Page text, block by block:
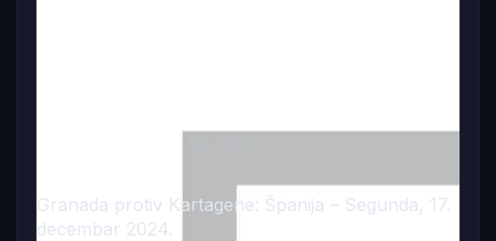
Granada protiv Kartagene: Španija – Segunda, 17.
decembar 2024.